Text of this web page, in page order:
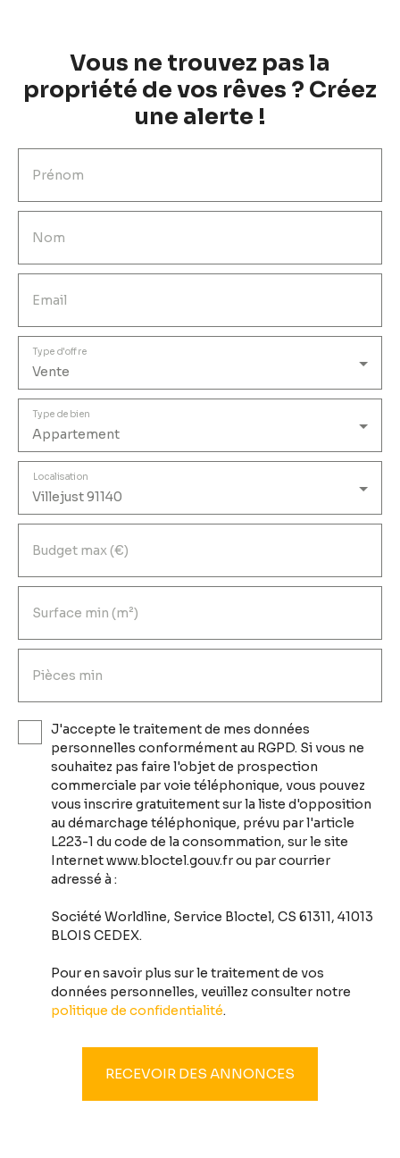
revenus immédiats et garantis • Résidence gérée /
aucun souci de gestion locative • Loyers garantis
même en cas de vacance locative
Vous ne trouvez pas la
propriété de vos rêves ? Créez
une alerte !
Prénom
Nom
Email
Vente
Type d'offre
Appartement
Type de bien
Villejust 91140
Localisation
Budget max (€)
Surface min (m²)
Pièces min
J'accepte le traitement de mes données
personnelles conformément au RGPD. Si vous ne
souhaitez pas faire l'objet de prospection
commerciale par voie téléphonique, vous pouvez
vous inscrire gratuitement sur la liste d'opposition
au démarchage téléphonique, prévu par l'article
L223-1 du code de la consommation, sur le site
Internet www.bloctel.gouv.fr ou par courrier
adressé à :
Société Worldline, Service Bloctel, CS 61311, 41013
BLOIS CEDEX.
Pour en savoir plus sur le traitement de vos
données personnelles, veuillez consulter notre
politique de confidentialité.
RECEVOIR DES ANNONCES